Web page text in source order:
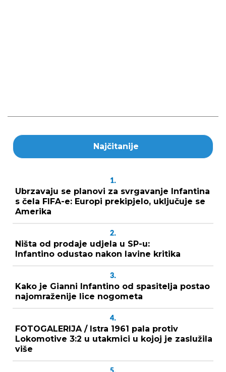
Najčitanije
1.
Ubrzavaju se planovi za svrgavanje Infantina
s čela FIFA-e: Europi prekipjelo, uključuje se
Amerika
2.
Ništa od prodaje udjela u SP-u:
Infantino odustao nakon lavine kritika
3.
Kako je Gianni Infantino od spasitelja postao
najomraženije lice nogometa
4.
FOTOGALERIJA / Istra 1961 pala protiv
Lokomotive 3:2 u utakmici u kojoj je zaslužila
više